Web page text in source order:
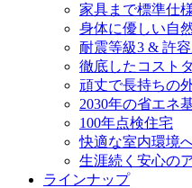
家具まで標準仕
身体に優しい自
耐震等級3 & 許
徹底したコスト
頑丈で長持ちの
2030年の省エネ
100年点検住宅
快適な室内環境
生涯続く安心の
ラインナップ